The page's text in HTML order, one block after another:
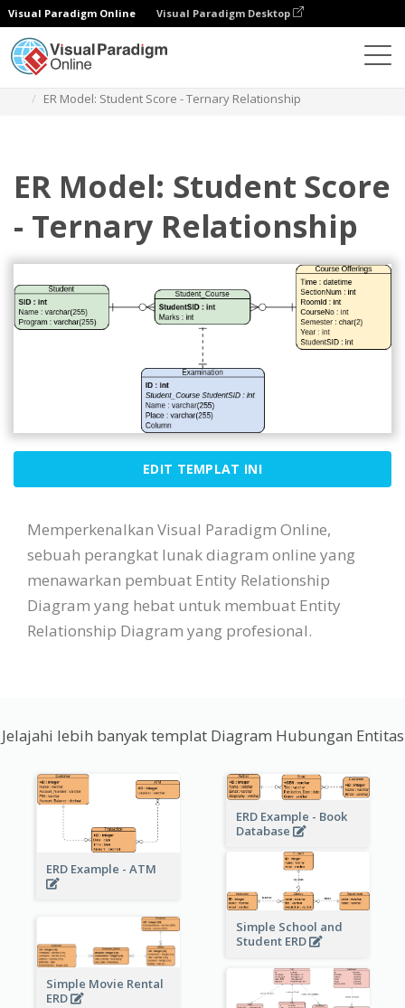
Visual Paradigm Online Visual Paradigm Desktop
ER Model: Student Score - Ternary Relationship
ER Model: Student Score
- Ternary Relationship
EDIT TEMPLAT INI
Memperkenalkan Visual Paradigm Online,
sebuah perangkat lunak diagram online yang
menawarkan pembuat Entity Relationship
Diagram yang hebat untuk membuat Entity
Relationship Diagram yang profesional.
Jelajahi lebih banyak templat Diagram Hubungan Entitas
ERD Example - ATM
ERD Example - Book
Database
Simple School and
Student ERD
Simple Movie Rental
ERD